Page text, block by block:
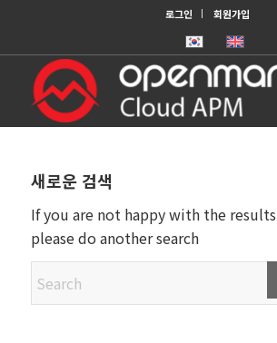
로그인 회원가입
새로운 검색
If you are not happy with the
please do another search